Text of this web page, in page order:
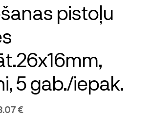
pistoļu
5 gab./iepak.
€